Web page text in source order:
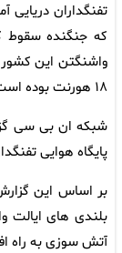
تفنگداران دریایی
که جنگنده سقوط
واشنگتن این
۱۸ هورنت بوده است.
شبکه ان بی سی
پایگاه هوایی
بر اساس این
بلندی های ایالت
آتش سوزی به راه